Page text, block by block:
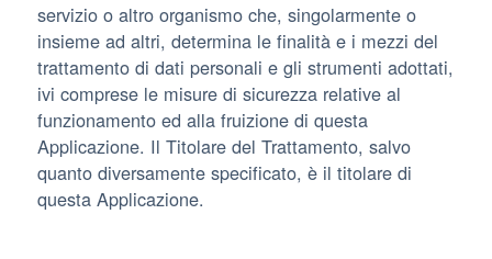
servizio o altro organismo che, singolarmente o
insieme ad altri, determina le finalità e i mezzi del
trattamento di dati personali e gli strumenti adottati,
ivi comprese le misure di sicurezza relative al
funzionamento ed alla fruizione di questa
Applicazione. Il Titolare del Trattamento, salvo
quanto diversamente specificato, è il titolare di
questa Applicazione.